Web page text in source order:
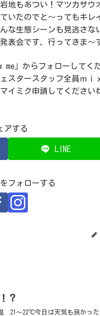
地もあつい！マツカサウ
いたのでと～ってもキレ
な生態シーンも見逃さ
表会です、行ってきま～
」からフォローしてく
スタースタッフ全員ｍｉ
イミク申請してください
アする
LINE
フォローする
？
22℃今日は天気も良かった